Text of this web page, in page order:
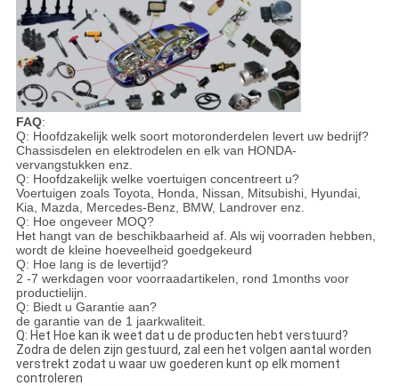
FAQ:
Q: Hoofdzakelijk welk soort motoronderdelen levert uw bedrijf?
Chassisdelen en elektrodelen en elk van HONDA-
vervangstukken enz.
Q: Hoofdzakelijk welke voertuigen concentreert u?
Voertuigen zoals Toyota, Honda, Nissan, Mitsubishi, Hyundai,
Kia, Mazda, Mercedes-Benz, BMW, Landrover enz.
Q: Hoe ongeveer MOQ?
Het hangt van de beschikbaarheid af. Als wij voorraden hebben,
wordt de kleine hoeveelheid goedgekeurd
Q: Hoe lang is de levertijd?
2 -7 werkdagen voor voorraadartikelen, rond 1months voor
productielijn.
Q: Biedt u Garantie aan?
de garantie van de 1 jaarkwaliteit.
Q: Het Hoe kan ik weet dat u de producten hebt verstuurd?
Zodra de delen zijn gestuurd, zal een het volgen aantal worden
verstrekt zodat u waar uw goederen kunt op elk moment
controleren